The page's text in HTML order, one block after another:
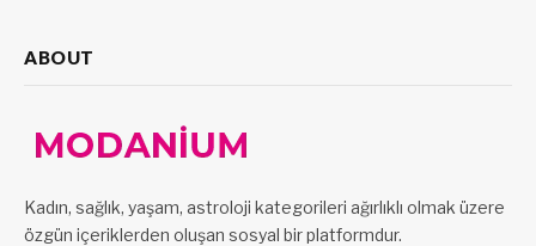
ABOUT
Kadın, sağlık, yaşam, astroloji kategorileri ağırlıklı olmak üzere
özgün içeriklerden oluşan sosyal bir platformdur.